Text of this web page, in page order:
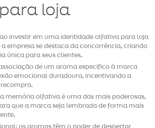
loja
empresa se destaca da concorrência, criando
única para seus clientes.
emocional duradoura, incentivando a
que a marca seja lembrada de forma mais